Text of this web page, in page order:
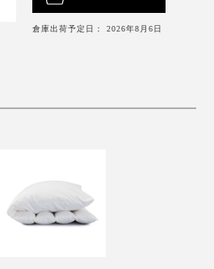
倉庫出荷予定日： 2026年8月6日